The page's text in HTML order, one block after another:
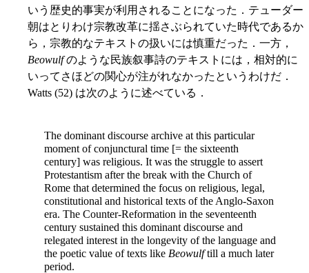
いう歴史的事実が利用されることになった．テューダー
朝はとりわけ宗教改革に揺さぶられていた時代であるか
ら，宗教的なテキストの扱いには慎重だった．一方，
Beowulfのような民族叙事詩のテキストには，相対的に
いってさほどの関心が注がれなかったというわけだ．
Watts (52) は次のように述べている．
The dominant discourse archive at this particular
moment of conjunctural time [= the sixteenth
century] was religious. It was the struggle to assert
Protestantism after the break with the Church of
Rome that determined the focus on religious, legal,
constitutional and historical texts of the Anglo-Saxon
era. The Counter-Reformation in the seventeenth
century sustained this dominant discourse and
relegated interest in the longevity of the language and
the poetic value of texts like Beowulftill a much later
period.